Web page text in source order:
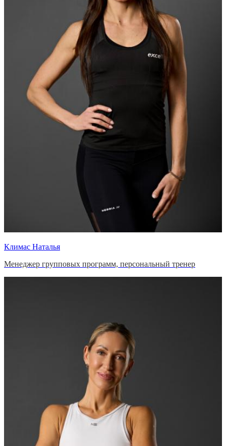
Климас Наталья
Менеджер групповых программ, персональный тренер